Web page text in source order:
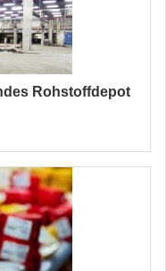
Rohstoffdepot